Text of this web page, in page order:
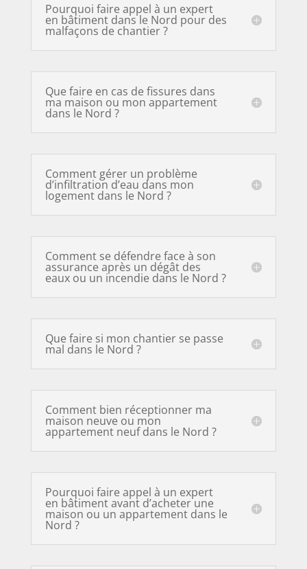
Pourquoi faire appel à un expert
en bâtiment dans le Nord pour des
malfaçons de chantier ?
Que faire en cas de fissures dans
ma maison ou mon appartement
dans le Nord ?
Comment gérer un problème
d’infiltration d’eau dans mon
logement dans le Nord ?
Comment se défendre face à son
assurance après un dégât des
eaux ou un incendie dans le Nord ?
Que faire si mon chantier se passe
mal dans le Nord ?
Comment bien réceptionner ma
maison neuve ou mon
appartement neuf dans le Nord ?
Pourquoi faire appel à un expert
en bâtiment avant d’acheter une
maison ou un appartement dans le
Nord ?